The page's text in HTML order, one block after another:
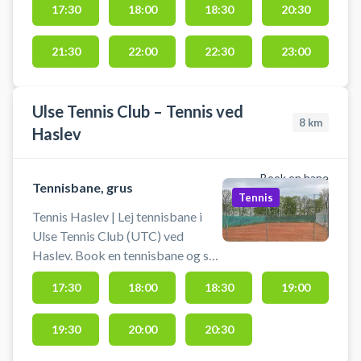
17:30 18:00 18:30 20:30
21:30 22:00 22:30 23:00
Ulse Tennis Club – Tennis ved
Haslev
8 km
Book en bane
Tennisbane, grus
Tennis Haslev | Lej tennisbane i
Ulse Tennis Club (UTC) ved
Haslev. Book en tennisbane og spil
tennis i Usle på en af de to
grusbaner beliggende i den lille
tennisklub i byen Ulse midt
mellem Dalby, Haslev, Faxe og
Tennis
17:30 18:00 18:30 19:00
19:30 20:00 20:30